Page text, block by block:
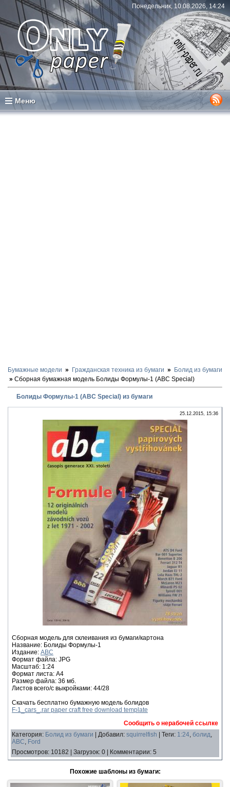
Понедельник, 10.08.2026, 14:24
Меню
Бумажные модели Гражданская техника из бумаги
Болид из бумаги
Сборная бумажная модель Болиды Формулы-1 (ABC Special)
Болиды Формулы-1 (ABC Special) из бумаги
25.12.2015, 15:36
Сборная модель для склеивания из бумаги/картона
Название: Болиды Формулы-1
Издание: ABC
Формат файла: JPG
Масштаб: 1:24
Формат листа: А4
Размер файла: 36 мб.
Листов всего/с выкройками: 44/28
Скачать бесплатно бумажную модель болидов
F-1_cars_.rar paper craft free download template
Сообщить о нерабочей ссылке
Категория: Болид из бумаги Добавил: squirrelfish Теги: 1:24, болид,
ABC, Ford
Просмотров: 10182 Загрузок: 0 Комментарии: 5
Похожие шаблоны из бумаги: